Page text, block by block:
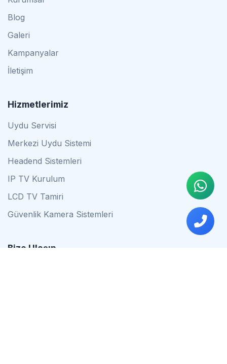
Blog
Galeri
Kampanyalar
İletişim
Hizmetlerimiz
Uydu Servisi
Merkezi Uydu Sistemi
Headend Sistemleri
IP TV Kurulum
LCD TV Tamiri
Güvenlik Kamera Sistemleri
Bize Ulaşın